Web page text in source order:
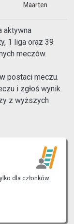
Maarten
aktywna
1 liga oraz 39
meczów.
postaci meczu.
i zgłoś wynik.
z wyższych
dla członków